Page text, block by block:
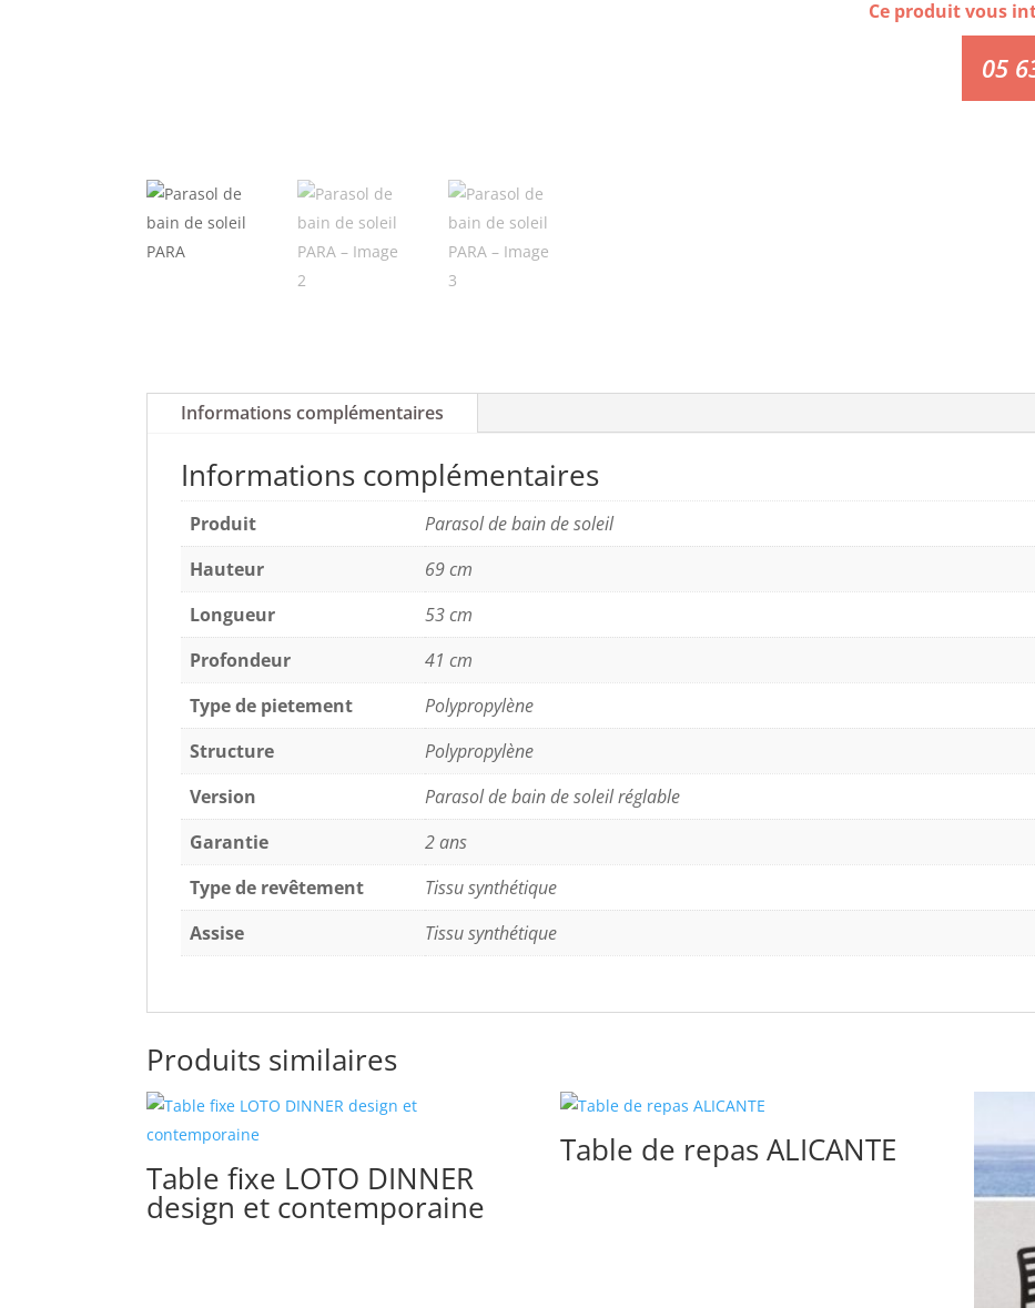
Ce produit vous
05
Informations complémentaires
Informations complémentaires
Produit
Parasol de bain de soleil
Hauteur
69 cm
Longueur
53 cm
Profondeur
41 cm
Type de pietement
Polypropylène
Structure
Polypropylène
Version
Parasol de bain de soleil réglable
Garantie
2 ans
Type de revêtement
Tissu synthétique
Assise
Tissu synthétique
Produits similaires
Table fixe LOTO DINNER
design et contemporaine
Table de repas ALICANTE